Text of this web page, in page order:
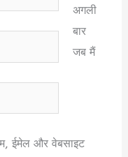
अगली
बार
जब मैं
ईमेल और वेबसाइट